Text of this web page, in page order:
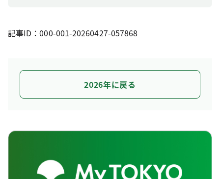
記事ID：000-001-20260427-057868
2026年に戻る